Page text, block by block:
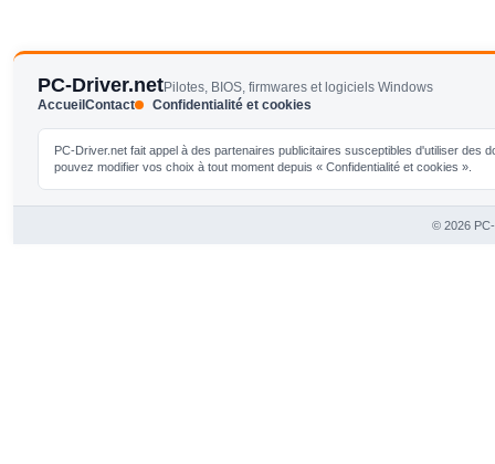
PC-Driver.netPilotes, BIOS, firmwares et logiciels Windows
AccueilContact Confidentialité et cookies
PC-Driver.net fait appel à des partenaires publicitaires susceptibles d'utiliser
pouvez modifier vos choix à tout moment depuis « Confidentialité et cookies ».
© 2026